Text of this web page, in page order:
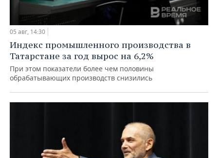
05 авг, 14:30
Индекс промышленного производства в
Татарстане за год вырос на 6,2%
При этом показатели более чем половины
обрабатывающих производств снизились